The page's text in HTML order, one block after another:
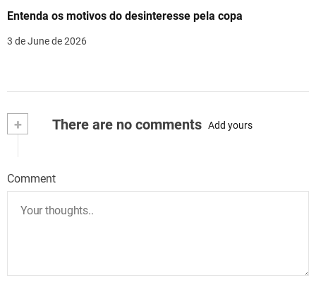
Entenda os motivos do desinteresse pela copa
3 de June de 2026
+ There are no comments Add yours
Comment